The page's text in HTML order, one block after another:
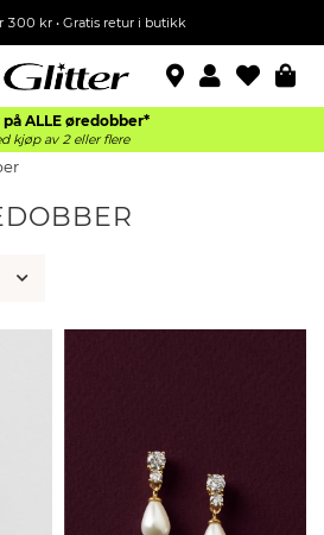
300 kr • Gratis retur i butikk
på ALLE øredobber*
kjøp av 2 eller flere